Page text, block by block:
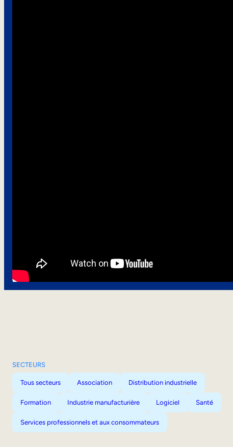
SECTEURS
Tous secteurs Association Distribution industrielle
Formation Industrie manufacturière Logiciel Santé
Services professionnels et aux consommateurs